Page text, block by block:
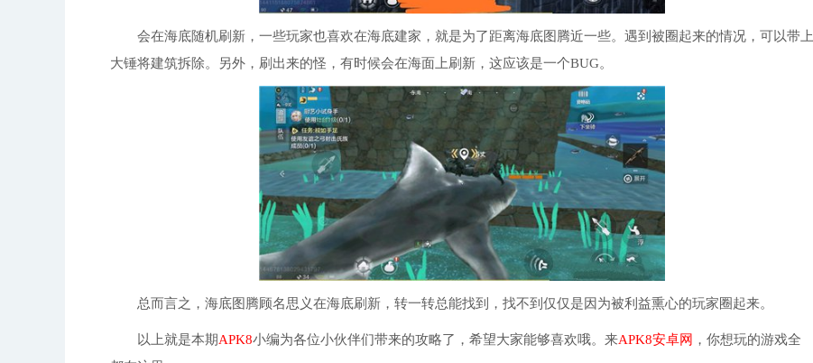
会在海底随机刷新，一些玩家也喜欢在海底建家，就是为了距离海底图腾近一些。遇到被圈起来的情况，可以带上
大锤将建筑拆除。另外，刷出来的怪，有时候会在海面上刷新，这应该是一个BUG。
总而言之，海底图腾顾名思义在海底刷新，转一转总能找到，找不到仅仅是因为被利益熏心的玩家圈起来。
以上就是本期APK8小编为各位小伙伴们带来的攻略了，希望大家能够喜欢哦。来APK8安卓网 ，你想玩的游戏全